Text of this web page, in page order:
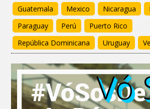
Guatemala
Mexico Nicaragua
Paraguay
Perú
Puerto Rico
República Dominicana
Uruguay
Vó
Vó
Vó
Vó